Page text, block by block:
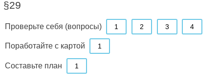
§29
Проверьте себя (вопросы) 1 2 3 4
Поработайте с картой 1
Составьте план 1